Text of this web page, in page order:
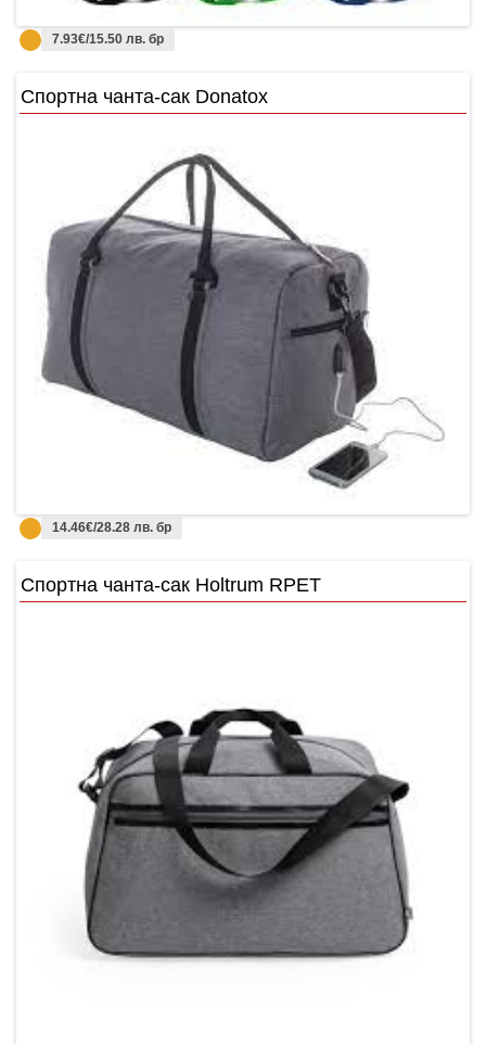
7.93€/15.50 лв. бр
Спортна чанта-сак Donatox
14.46€/28.28 лв. бр
Спортна чанта-сак Holtrum RPET